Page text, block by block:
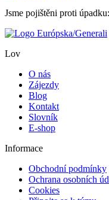
Jsme pojištěni proti úpadku:
Lov
O nás
Zájezdy
Blog
Kontakt
Slovník
E-shop
Informace
Obchodní podmínky
Ochrana osobních
Cookies